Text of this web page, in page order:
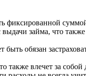
фиксированной
займа, что
обязан
также влечет за